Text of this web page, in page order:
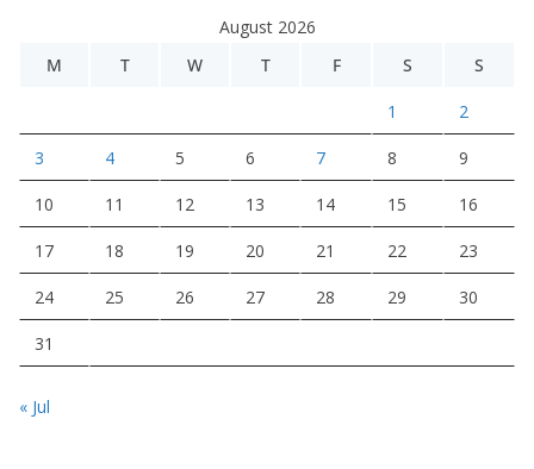
August 2026
M
T W T F S S
1 2
3 4 5 6 7 8 9
10 11 12 13 14 15 16
17 18 19 20 21 22 23
24 25 26 27 28 29 30
31
« Jul